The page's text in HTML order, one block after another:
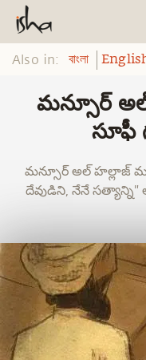
Also in: বাংলা
మన్సూర్
సూఫీ
మన్సూర్ అల్ హల్లాజ్
దేవుడిని, నేనే సత్యాన్ని"